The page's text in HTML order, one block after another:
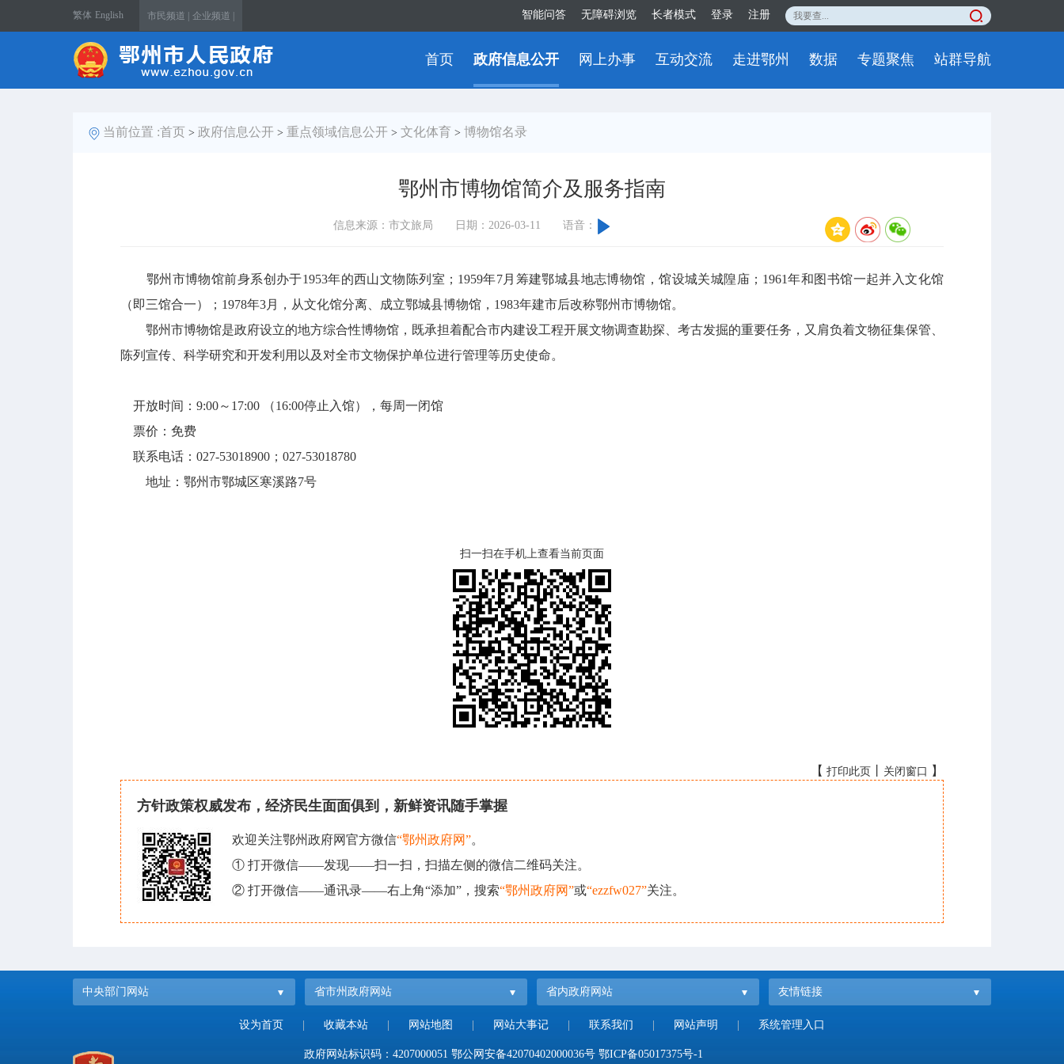
繁体 English 市民频道 | 企业频道 | 智能问答 无障碍浏览 长者模式 登录 注册
首页 政府信息公开 网上办事 互动交流 走进鄂州 数据 专题聚焦 站群导航
当前位置 :首页 > 政府信息公开 > 重点领域信息公开 > 文化体育 > 博物馆名录
鄂州市博物馆简介及服务指南
信息来源：市文旅局 日期：2026-03-11 语音：
鄂州市博物馆前身系创办于1953年的西山文物陈列室；1959年7月筹建鄂城县地志博物馆，馆设城关城隍庙；1961年和图书馆一起并入文化馆
（即三馆合一）；1978年3月，从文化馆分离、成立鄂城县博物馆，1983年建市后改称鄂州市博物馆。
鄂州市博物馆是政府设立的地方综合性博物馆，既承担着配合市内建设工程开展文物调查勘探、考古发掘的重要任务，又肩负着文物征集保管、
陈列宣传、科学研究和开发利用以及对全市文物保护单位进行管理等历史使命。
开放时间：9:00～17:00 （16:00停止入馆），每周一闭馆
票价：免费
联系电话：027-53018900；027-53018780
地址：鄂州市鄂城区寒溪路7号
扫一扫在手机上查看当前页面
【 打印此页 关闭窗口 】
方针政策权威发布，经济民生面面俱到，新鲜资讯随手掌握
欢迎关注鄂州政府网官方微信“鄂州政府网”。
① 打开微信——发现——扫一扫，扫描左侧的微信二维码关注。
② 打开微信——通讯录——右上角“添加”，搜索“鄂州政府网”或“ezzfw027”关注。
中央部门网站 省市州政府网站 省内政府网站 友情链接
设为首页 收藏本站 网站地图 网站大事记 联系我们 网站声明 系统管理入口
政府网站标识码：4207000051 鄂公网安备42070402000036号 鄂ICP备05017375号-1